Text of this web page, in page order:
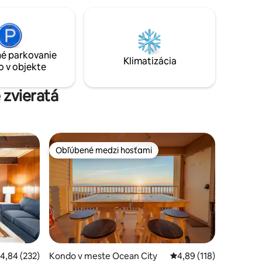
parkovanie
v objekte
Klimatizácia
zvieratá
51ohodnotenie 4,84 z 5, počet hodnotení: 232
4,84 (232)
Obľúbené medzi hosťami
Obľúbené medzi hosťami
Kondo v meste Ocean City Priemerné
4,89 (118)